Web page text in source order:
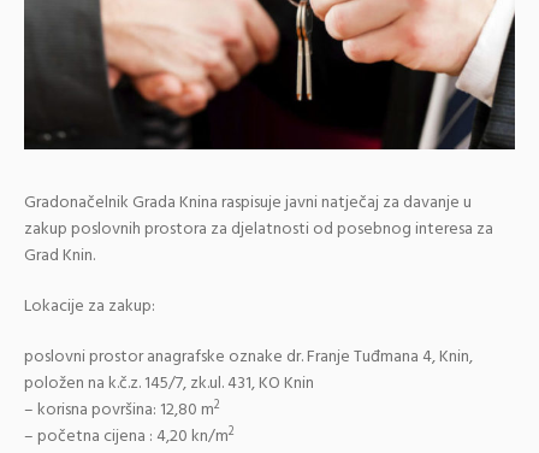
Gradonačelnik Grada Knina raspisuje javni natječaj za davanje u
zakup poslovnih prostora za djelatnosti od posebnog interesa za
Grad Knin.
Lokacije za zakup:
poslovni prostor anagrafske oznake dr. Franje Tuđmana 4, Knin,
položen na k.č.z. 145/7, zk.ul. 431, KO Knin
– korisna površina: 12,80 m2
– početna cijena : 4,20 kn/m2